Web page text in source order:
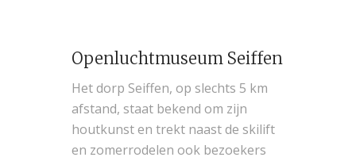
Openluchtmuseum Seiffen
Het dorp Seiffen, op slechts 5 km
afstand, staat bekend om zijn
houtkunst en trekt naast de skilift
en zomerrodelen ook bezoekers